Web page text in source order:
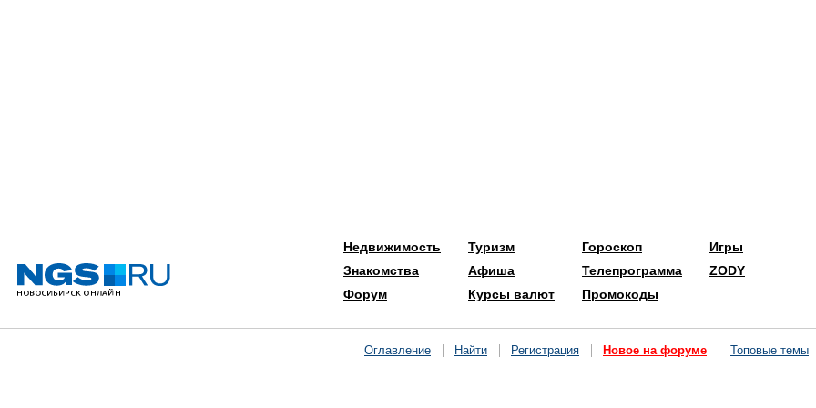
Недвижимость
Знакомства
Форум
Туризм
Афиша
Курсы валют
Гороскоп
Телепрограмма
Промокоды
Игры
ZODY
Оглавление Найти Регистрация Новое на форуме Топовые темы